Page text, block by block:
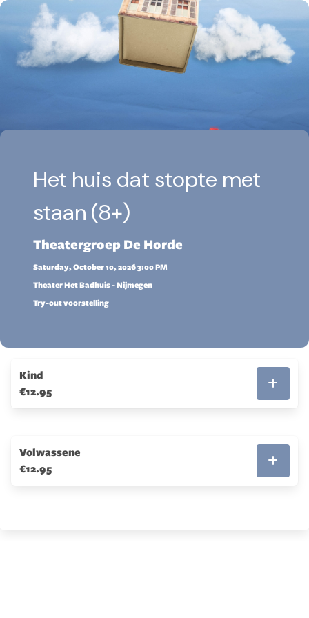
Het huis dat stopte met
staan (8+)
Theatergroep De Horde
Saturday, October 10, 2026 3:00 PM
Theater Het Badhuis - Nijmegen
Try-out voorstelling
Kind
€12.95
Volwassene
€12.95